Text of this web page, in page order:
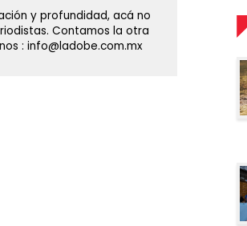
y profundidad, acá no
Contamos la otra
: info@ladobe.com.mx